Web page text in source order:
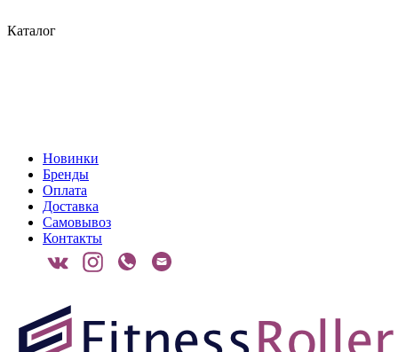
Каталог
Новинки
Бренды
Оплата
Доставка
Самовывоз
Контакты